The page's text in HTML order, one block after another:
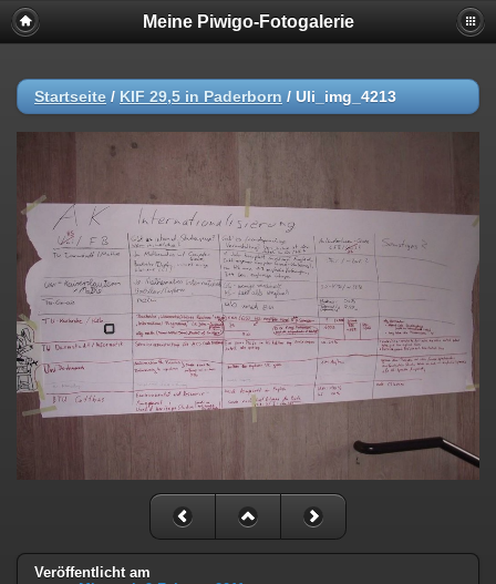
Meine Piwigo-Fotogalerie
Startseite / KIF 29,5 in Paderborn / Uli_img_4213
Veröffentlicht am